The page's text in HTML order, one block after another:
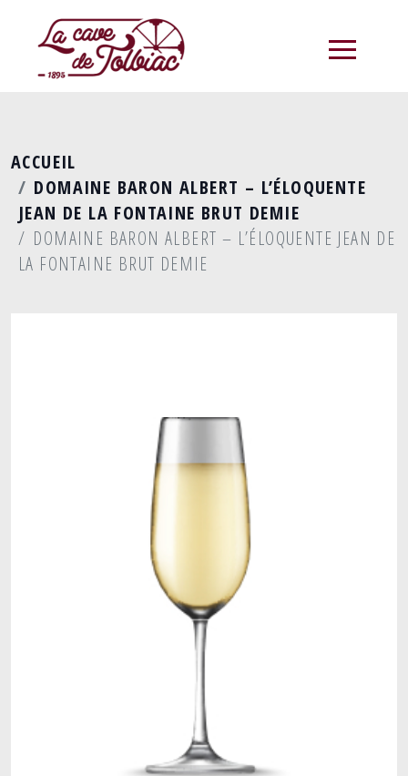
ACCUEIL
DOMAINE BARON ALBERT – L’ÉLOQUENTE
JEAN DE LA FONTAINE BRUT DEMIE
DOMAINE BARON ALBERT – L’ÉLOQUENTE JEAN DE
LA FONTAINE BRUT DEMIE